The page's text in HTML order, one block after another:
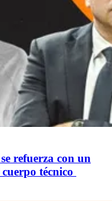
refuerza con un
técnico